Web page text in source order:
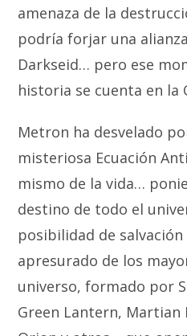
amenaza de la
podría forjar una
Darkseid… pero ese
historia se cuenta en la
Metron ha desvelado
misteriosa Ecuación
mismo de la vida…
destino de todo el
posibilidad de
apresurado de los
universo, formado por
Green Lantern,